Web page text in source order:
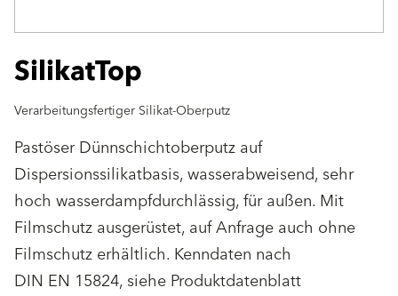
SilikatTop
Verarbeitungsfertiger Silikat-Oberputz
Pastöser Dünnschichtoberputz auf
Dispersionssilikatbasis, wasserabweisend, sehr
hoch wasserdampfdurchlässig, für außen. Mit
Filmschutz ausgerüstet, auf Anfrage auch ohne
Filmschutz erhältlich. Kenndaten nach
DIN EN 15824, siehe Produktdatenblatt